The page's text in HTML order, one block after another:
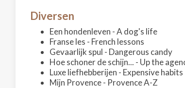
Diversen
Een hondenleven - A dog's life
Franse les - French lessons
Gevaarlijk spul - Dangerous candy
Hoe schoner de schijn... - Up the
Luxe liefhebberijen - Expensive habits
Mijn Provence - Provence A-Z